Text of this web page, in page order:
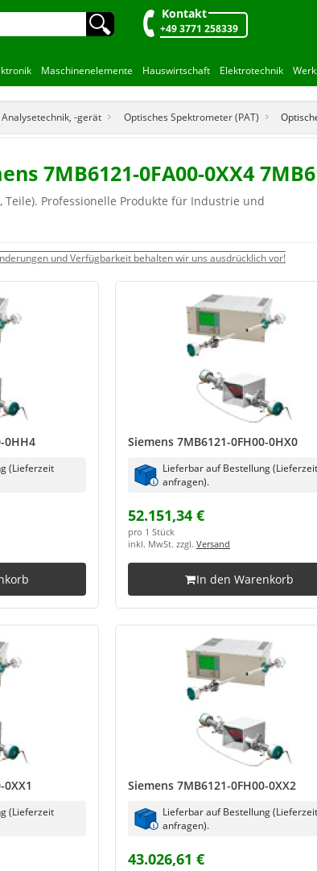
🔍︎ Kontakt
+49 3771 258339
Maschinenelemente Hauswirtschaft Elektrotechnik
Analysetechnik, -gerät Optisches Spektrometer (PAT)
7MB6121-0FA00-0XX4
Teile). Professionelle Produkte für Industrie und
und Verfügbarkeit behalten wir uns ausdrücklich vor!
0HH4
(Lieferzeit
Siemens 7MB6121-0FH00-0HX0
Lieferbar auf Bestellung (Lieferzeit
anfragen).
52.151,34 €
pro 1 Stück
inkl. MwSt. zzgl. Versand
In den Warenkorb
(Lieferzeit
Siemens 7MB6121-0FH00-0XX2
Lieferbar auf Bestellung (Lieferzeit
anfragen).
43.026,61 €